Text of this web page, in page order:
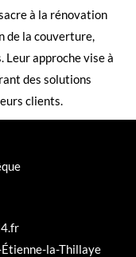
à la rénovation
de la couverture,
approche vise à
des solutions
clients.
la-Thillaye